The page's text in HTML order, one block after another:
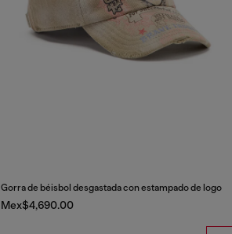
Gorra de béisbol desgastada con estampado de logo
Mex$4,690.00